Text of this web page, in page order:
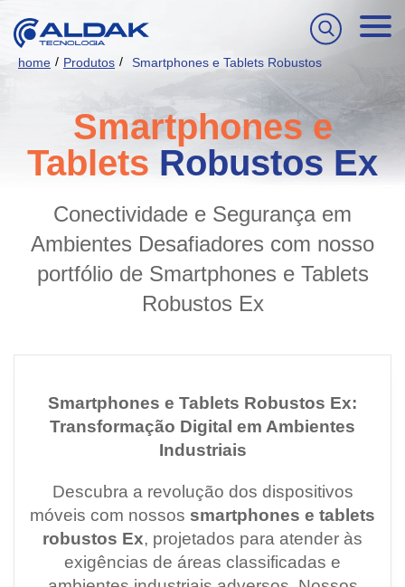
home / Produtos / Smartphones e Tablets Robustos
Smartphones e
Tablets Robustos Ex
Conectividade e Segurança em
Ambientes Desafiadores com nosso
portfólio de Smartphones e Tablets
Robustos Ex
Smartphones e Tablets Robustos Ex:
Transformação Digital em Ambientes
Industriais
Descubra a revolução dos dispositivos
móveis com nossos smartphones e tablets
robustos Ex, projetados para atender às
exigências de áreas classificadas e